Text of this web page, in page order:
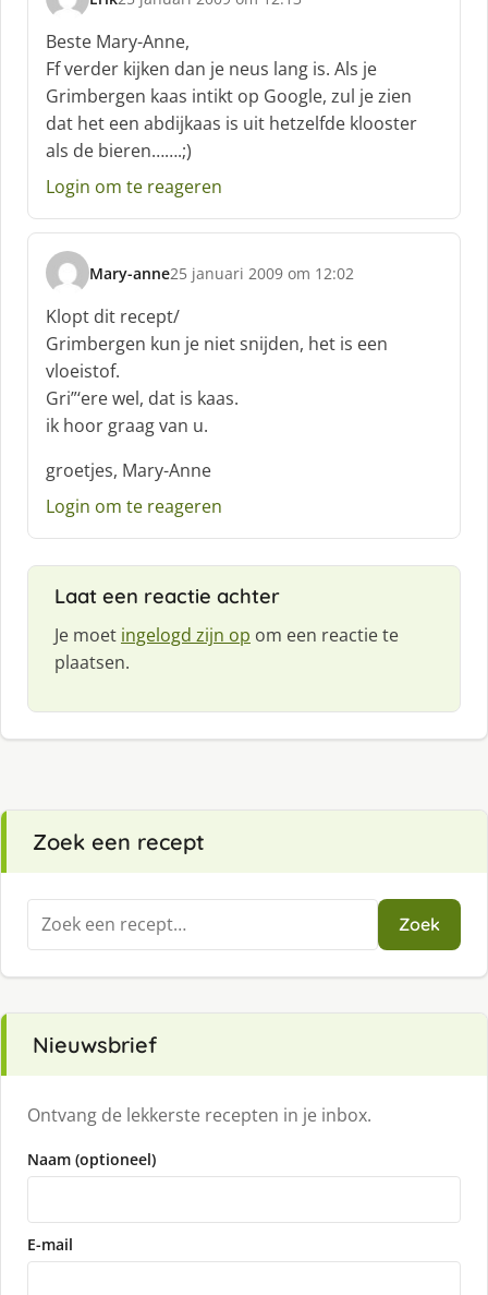
s
c
h
r
e
e
f
Beste Mary-Anne,
Ff verder kijken dan je neus lang is. Als je
Grimbergen kaas intikt op Google, zul je zien
dat het een abdijkaas is uit hetzelfde klooster
als de bieren…….;)
Login om te reageren
Mary-anne
s
c
h
r
e
e
f
25 januari 2009 om 12:02
Klopt dit recept/
Grimbergen kun je niet snijden, het is een
vloeistof.
Gri”‘ere wel, dat is kaas.
ik hoor graag van u.
groetjes, Mary-Anne
Login om te reageren
Laat een reactie achter
Je moet ingelogd zijn op om een reactie te
plaatsen.
Zoek een recept
Zoeken
naar:
Zoek
Nieuwsbrief
Ontvang de lekkerste recepten in je inbox.
Naam (optioneel)
E-mail